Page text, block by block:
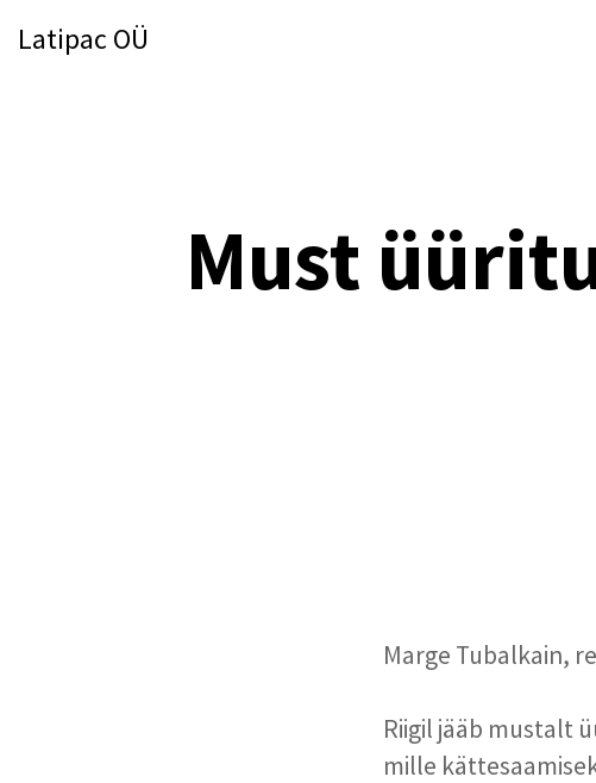
Latipac OÜ
Must
Marge Tubalkain,
Riigil jääb mustalt
mille